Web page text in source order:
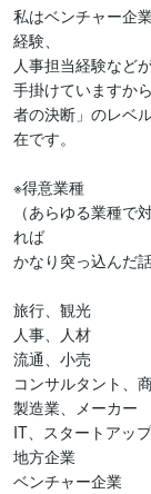
私はベンチャー企
経験、
人事担当経験など
手掛けていますか
者の決断」のレベ
在です。
※得意業種
（あらゆる業種
れば
かなり突っ込んだ
旅行、観光
人事、人材
流通、小売
コンサルタント、
製造業、メーカー
IT、スタートアップ
地方企業
ベンチャー企業